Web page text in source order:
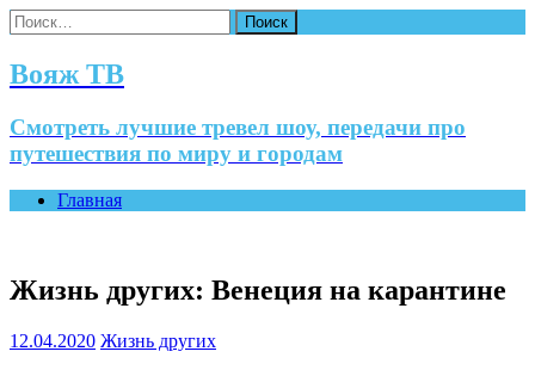
Найти:
Вояж ТВ
Смотреть лучшие тревел шоу, передачи про
путешествия по миру и городам
Главная
Жизнь других: Венеция на карантине
12.04.2020 Жизнь других